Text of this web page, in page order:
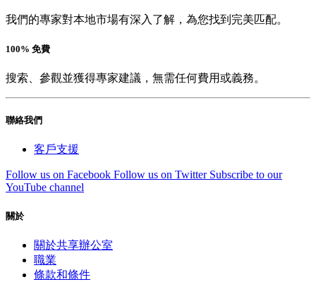
我們的專家對本地市場有深入了解，為您找到完美匹配。
100% 免費
搜索、參觀並獲得專家建議，無需任何費用或義務。
聯絡我們
客戶支援
Follow us on Facebook Follow us on Twitter Subscribe to our
YouTube channel
關於
關於共享辦公室
職業
條款和條件